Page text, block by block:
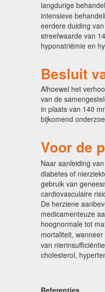
langdurige
intensieve
eerdere duiding
streefwaarde van
hyponatriëmie en
Besluit
Alhoewel het
van de
in plaats van 140
bijkomend
Voor de
Naar aanleiding
diabetes of
gebruik van
cardiovasculaire
De herziene
medicamenteuze
hoognormale tot
mortaliteit,
van
cholesterol,
Referenties